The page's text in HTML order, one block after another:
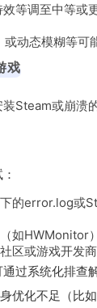
等调至中等或
动态模糊等可
戏
Steam或崩溃
的error.log或
如HWMonitor
区或游戏开发商
过系统化排查
优化不足（比